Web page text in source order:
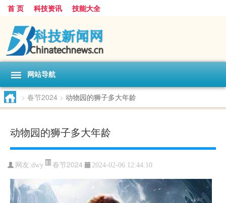
首 页 科技资讯 技能大全
网站导航
> 春节2024 > 动物园的狮子多大年龄
动物园的狮子多大年龄
网友:dwy 春节2024 2024-02-06 12:44:10